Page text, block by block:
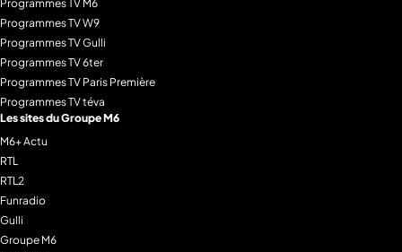
Programmes TV M6
Programmes TV W9
Programmes TV Gulli
Programmes TV 6ter
Programmes TV Paris Première
Programmes TV téva
Les sites du Groupe M6
M6+ Actu
RTL
RTL2
Funradio
Gulli
Groupe M6